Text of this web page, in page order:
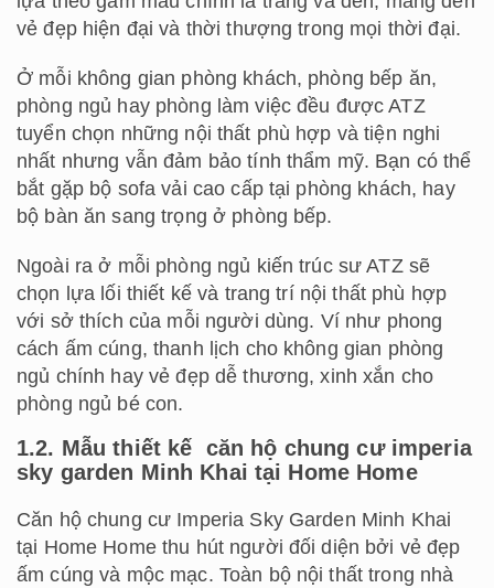
vẻ đẹp hiện đại và thời thượng trong mọi thời đại.
Ở mỗi không gian phòng khách, phòng bếp ăn,
phòng ngủ hay phòng làm việc đều được ATZ
tuyển chọn những nội thất phù hợp và tiện nghi
nhất nhưng vẫn đảm bảo tính thẩm mỹ. Bạn có thể
bắt gặp bộ sofa vải cao cấp tại phòng khách, hay
bộ bàn ăn sang trọng ở phòng bếp.
Ngoài ra ở mỗi phòng ngủ kiến trúc sư ATZ sẽ
chọn lựa lối thiết kế và trang trí nội thất phù hợp
với sở thích của mỗi người dùng. Ví như phong
cách ấm cúng, thanh lịch cho không gian phòng
ngủ chính hay vẻ đẹp dễ thương, xinh xắn cho
phòng ngủ bé con.
1.2. Mẫu thiết kế căn hộ chung cư imperia
sky garden Minh Khai tại Home Home
Căn hộ chung cư Imperia Sky Garden Minh Khai
tại Home Home thu hút người đối diện bởi vẻ đẹp
ấm cúng và mộc mạc. Toàn bộ nội thất trong nhà